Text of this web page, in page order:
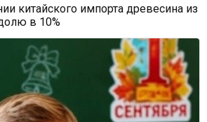
китайского импорта древесина из
в 10%